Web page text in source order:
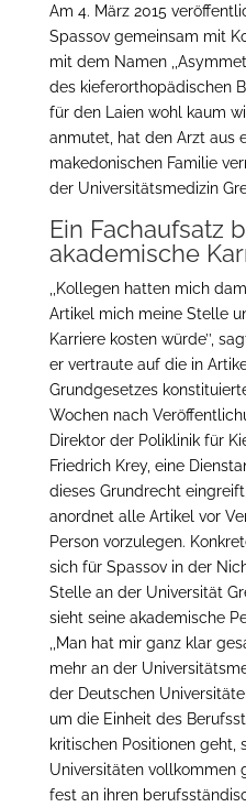
Am 4. März 2015
Spassov gemeinsam mit
mit dem Namen
des kieferorthopädischen
für den Laien wohl kaum
anmutet, hat den Arzt aus
makedonischen Familie
der Universitätsmedizin
Ein Fachaufsatz
akademische
,,Kollegen hatten mich
Artikel mich meine Stelle
Karriere kosten würde’’,
er vertraute auf die in
Grundgesetzes
Wochen nach
Direktor der Poliklinik für
Friedrich Krey, eine
dieses Grundrecht
anordnet alle Artikel vor
Person vorzulegen.
sich für Spassov in der
Stelle an der Universität
sieht seine akademische
,,Man hat mir ganz klar
mehr an der
der Deutschen
um die Einheit des
kritischen Positionen geht,
Universitäten vollkommen
fest an ihren